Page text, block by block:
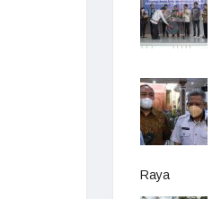
Raya